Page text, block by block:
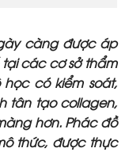
càng được áp
các cơ sở thẩm
có kiểm soát,
tân tạo collagen,
hơn. Phác đồ
thức, được thực